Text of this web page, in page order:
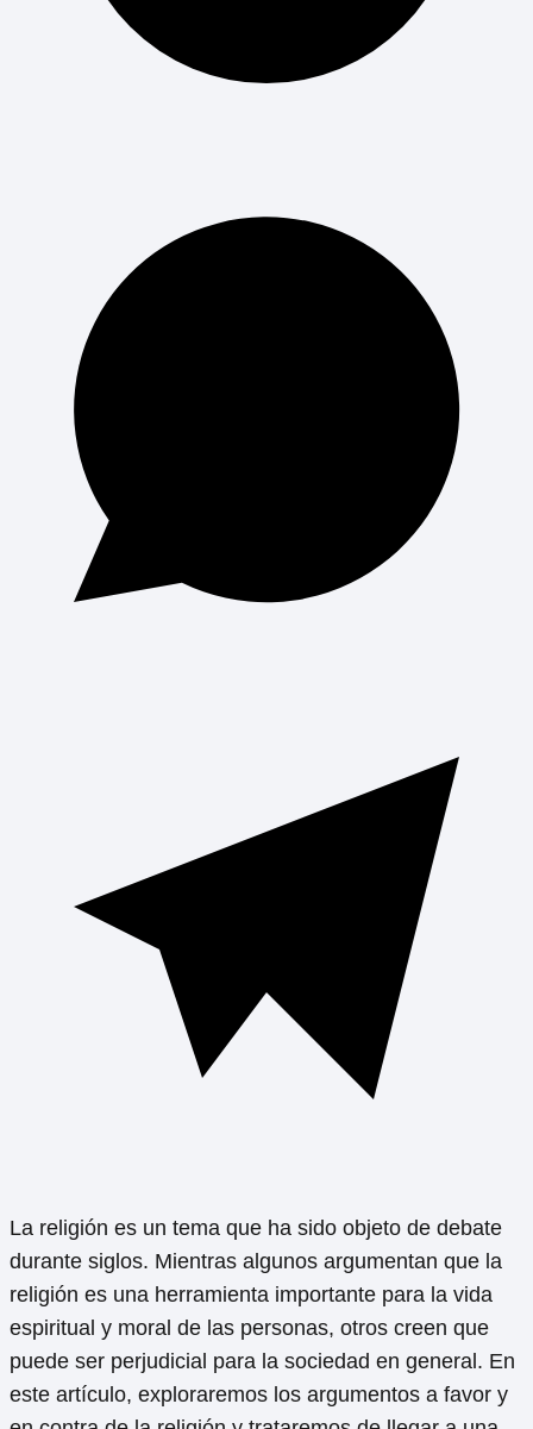
La religión es un tema que ha sido objeto de debate
durante siglos. Mientras algunos argumentan que la
religión es una herramienta importante para la vida
espiritual y moral de las personas, otros creen que
puede ser perjudicial para la sociedad en general. En
este artículo, exploraremos los argumentos a favor y